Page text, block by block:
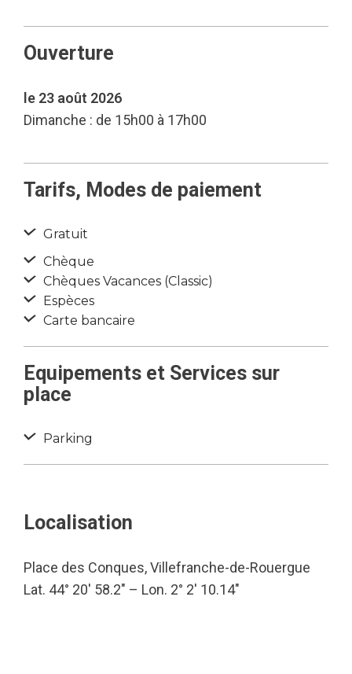
Ouverture
le 23 août 2026
Dimanche : de 15h00 à 17h00
Tarifs, Modes de paiement
Gratuit
Chèque
Chèques Vacances (Classic)
Espèces
Carte bancaire
Equipements et Services sur
place
Parking
Localisation
Place des Conques, Villefranche-de-Rouergue
Lat. 44° 20′ 58.2″ – Lon. 2° 2′ 10.14″